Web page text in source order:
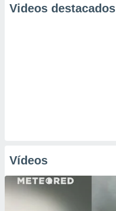
Videos destacados
Vídeos